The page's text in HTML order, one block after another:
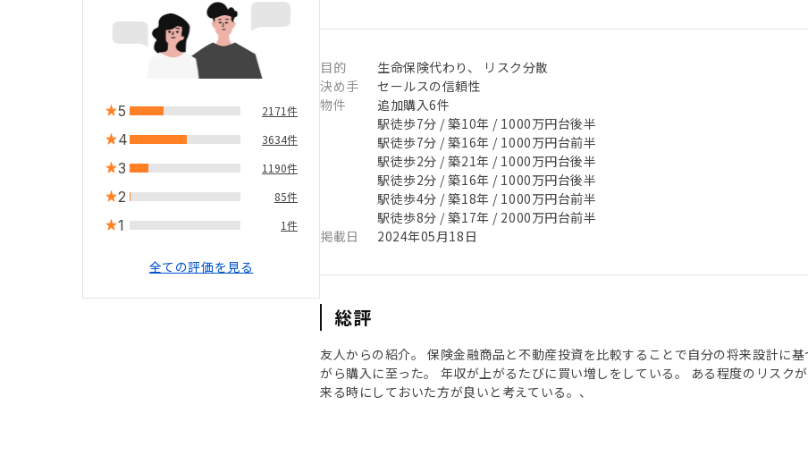
5 2171件
4 3634件
3 1190件
2 85件
1 1件
全ての評価を見る
目的
生命保険代わり、 リスク分散
決め手
セールスの信頼性
物件
追加購入6件
駅徒歩7分 / 築10年 / 1000万円台後半
駅徒歩7分 / 築16年 / 1000万円台前半
駅徒歩2分 / 築21年 / 1000万円台後半
駅徒歩2分 / 築16年 / 1000万円台後半
駅徒歩4分 / 築18年 / 1000万円台前半
駅徒歩8分 / 築17年 / 2000万円台前半
掲載日
2024年05月18日
総評
友人からの紹介。 保険金融商品と不動産投資を比較することで自分の将来設計に
がら購入に至った。 年収が上がるたびに買い増しをしている。 ある程度のリスク
来る時にしておいた方が良いと考えている。、